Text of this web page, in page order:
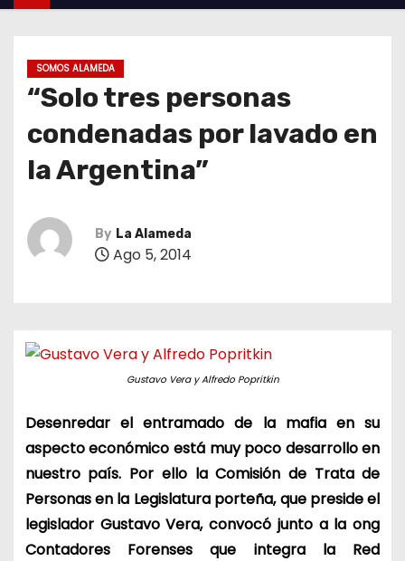
SOMOS ALAMEDA
“Solo tres personas
condenadas por lavado en
la Argentina”
By La Alameda
Ago 5, 2014
Gustavo Vera y Alfredo Popritkin
Desenredar el entramado de la mafia en su
aspecto económico está muy poco desarrollo en
nuestro país. Por ello la Comisión de Trata de
Personas en la Legislatura porteña, que preside el
legislador Gustavo Vera, convocó junto a la ong
Contadores Forenses que integra la Red